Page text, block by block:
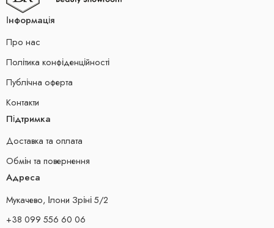
Інформація
Про нас
Політика конфіденційності
Публічна оферта
Контакти
Підтримка
Доставка та оплата
Обмін та повернення
Адреса
Мукачево, Ілони Зріні 5/2
+38 099 556 60 06